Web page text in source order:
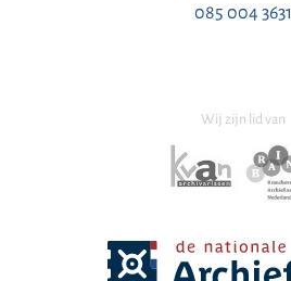
085 004 3631
Wij zijn lid van